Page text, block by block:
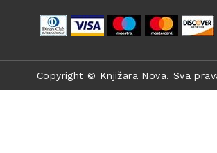
Copyright © Knjižara Nova. Sva